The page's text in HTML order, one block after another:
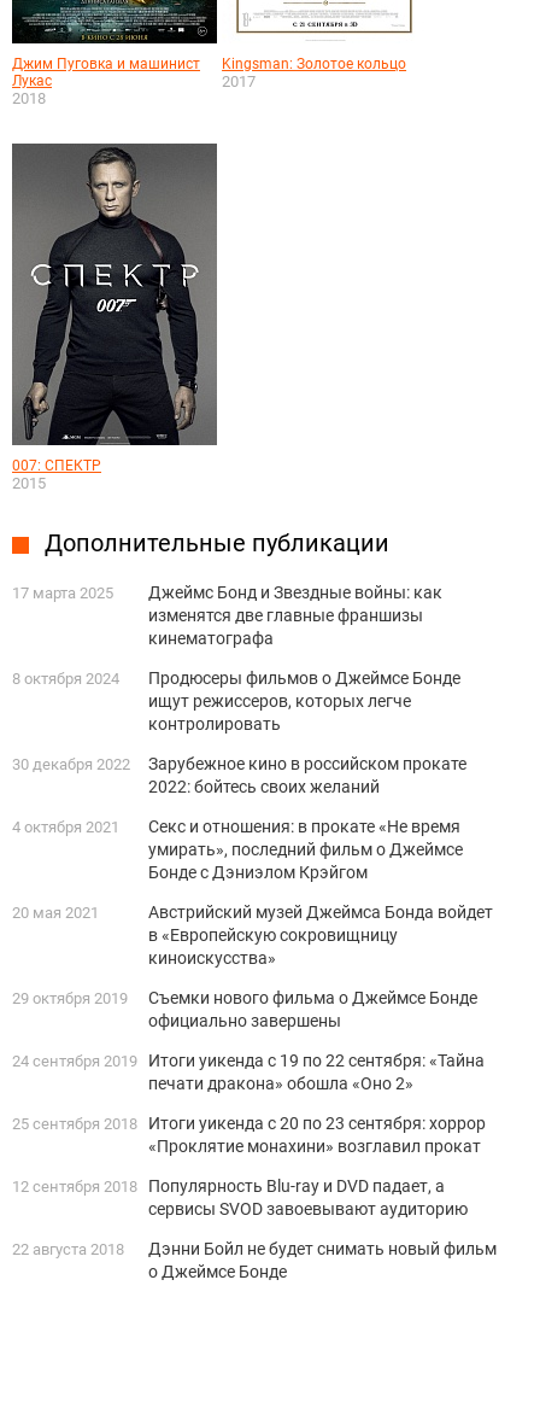
Джим Пуговка и машинист
Лукас
2018
Kingsman: Золотое кольцо
2017
007: СПЕКТР
2015
Дополнительные публикации
17 марта 2025
Джеймс Бонд и Звездные войны: как
изменятся две главные франшизы
кинематографа
8 октября 2024
Продюсеры фильмов о Джеймсе Бонде
ищут режиссеров, которых легче
контролировать
30 декабря 2022
Зарубежное кино в российском прокате
2022: бойтесь своих желаний
4 октября 2021
Секс и отношения: в прокате «Не время
умирать», последний фильм о Джеймсе
Бонде с Дэниэлом Крэйгом
20 мая 2021
Австрийский музей Джеймса Бонда войдет
в «Европейскую сокровищницу
киноискусства»
29 октября 2019
Съемки нового фильма о Джеймсе Бонде
официально завершены
24 сентября 2019
Итоги уикенда с 19 по 22 сентября: «Тайна
печати дракона» обошла «Оно 2»
25 сентября 2018
Итоги уикенда с 20 по 23 сентября: хоррор
«Проклятие монахини» возглавил прокат
12 сентября 2018
Популярность Blu-ray и DVD падает, а
сервисы SVOD завоевывают аудиторию
22 августа 2018
Дэнни Бойл не будет снимать новый фильм
о Джеймсе Бонде